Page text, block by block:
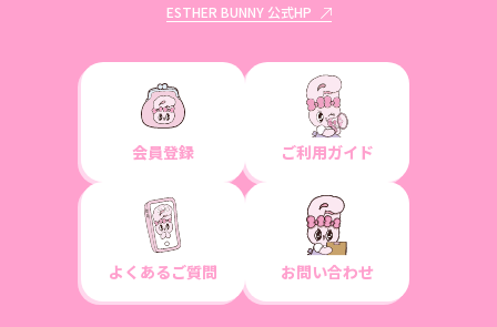
ESTHER BUNNY 公式HP
会員登録 ご利用ガイド
よくあるご質問 お問い合わせ